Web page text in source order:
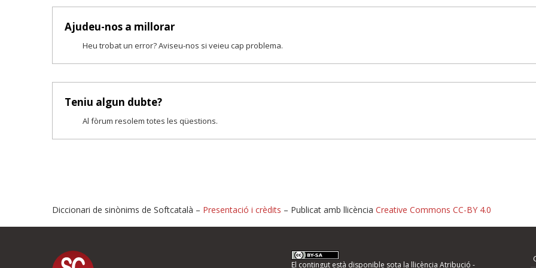
Ajudeu-nos a millorar
Heu trobat un error? Aviseu-nos si veieu cap problema.
Teniu algun dubte?
Al fòrum resolem totes les qüestions.
Proposeu-nos millores o informeu d'errors
Diccionari de sinònims de Softcatalà – Presentació i crèdits – Publicat amb llicència Creative Commons CC-BY 4.0
El contingut està disponible sota la llicència Atribució -